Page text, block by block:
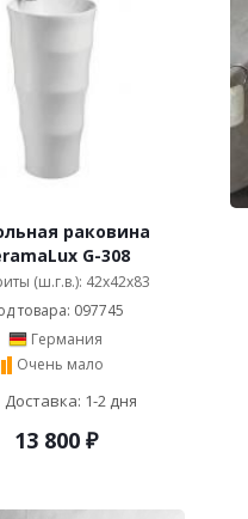
раковина
G-308
(ш.г.в.): 42x42x83
товара: 097745
Германия
Очень мало
Доставка: 1-2 дня
13 800₽